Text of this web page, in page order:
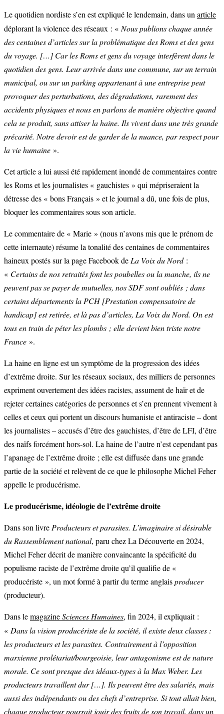
Le quotidien nordiste s’en est expliqué le lendemain, dans un article
déplorant la violence des réseaux : « Nous publions chaque année
des centaines d’articles sur la problématique des Roms et des gens
du voyage. […] Car les Roms et gens du voyage interfèrent dans le
quotidien des gens. Leur arrivée dans une commune, sur un terrain
municipal, ou sur un parking appartenant à une entreprise peut
provoquer des perturbations, des dégradations, rarement des
accidents physiques et nous en parlons de manière objective quand
cela se produit, sans attiser la haine. Ils vivent dans une très grande
précarité. Notre devoir est de garder de la nuance, par respect pour
la vie humaine ».
Cet article a lui aussi été rapidement inondé de commentaires contre
les Roms et les journalistes « gauchistes » qui mépriseraient la
détresse des « bons Français » et le journal a dû, une fois de plus,
bloquer les commentaires sous son article.
Le commentaire de « Marie » (nous n’avons mis que le prénom de
cette internaute) résume la tonalité des centaines de commentaires
haineux postés sur la page Facebook de La Voix du Nord:
« Certains de nos retraités font les poubelles ou la manche, ils ne
peuvent pas se payer de mutuelles, nos SDF sont oubliés ; dans
certains départements la PCH [Prestation compensatoire de
handicap] est retirée, et là pas d’articles, La Voix du Nord. On est
tous en train de péter les plombs ; elle devient bien triste notre
France ».
La haine en ligne est un symptôme de la progression des idées
d’extrême droite. Sur les réseaux sociaux, des milliers de personnes
expriment ouvertement des idées racistes, assument de haïr et de
rejeter certaines catégories de personnes et s’en prennent vivement à
celles et ceux qui portent un discours humaniste et antiraciste – dont
les journalistes – accusés d’être des gauchistes, d’être de LFI, d’être
des naïfs forcément hors-sol. La haine de l’autre n’est cependant pas
l’apanage de l’extrême droite ; elle est diffusée dans une grande
partie de la société et relèvent de ce que le philosophe Michel Feher
appelle le producérisme.
Le producérisme, idéologie de l’extrême droite
Dans son livre Producteurs et parasites. L’imaginaire si désirable
du Rassemblement national, paru chez La Découverte en 2024,
Michel Feher décrit de manière convaincante la spécificité du
populisme raciste de l’extrême droite qu’il qualifie de «
producériste », un mot formé à partir du terme anglaisproducer
(producteur).
Dans lemagazineSciences Humaines, fin 2024, il expliquait :
« Dans la vision producériste de la société, il existe deux classes :
les producteurs et les parasites. Contrairement à l’opposition
marxienne prolétariat/bourgeoisie, leur antagonisme est de nature
morale. Ce sont presque des idéaux-types à la Max Weber. Les
producteurs travaillent dur […]. Ils peuvent être des salariés, mais
aussi des indépendants ou des chefs d’entreprise. Si tout allait bien,
chaque producteur pourrait jouir des fruits de son travail, dans un